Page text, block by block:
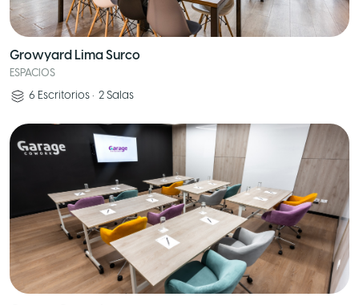
Growyard Lima Surco
ESPACIOS
6 Escritorios • 2 Salas